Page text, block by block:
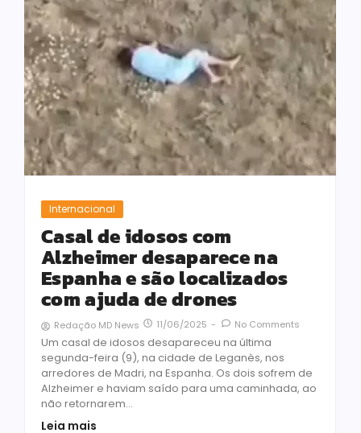
Internacional
Casal de idosos com
Alzheimer desaparece na
Espanha e são localizados
com ajuda de drones
Redação MD News 11/06/2025 - No Comments
Um casal de idosos desapareceu na última
segunda-feira (9), na cidade de Leganès, nos
arredores de Madri, na Espanha. Os dois sofrem de
Alzheimer e haviam saído para uma caminhada, ao
não retornarem...
Leia mais